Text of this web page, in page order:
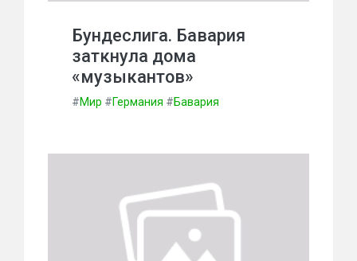
Бундеслига. Бавария
заткнула дома
«музыкантов»
#Мир #Германия #Бавария